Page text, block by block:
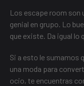
Los escape room
genial en grupo. Lo
que existe. Da igual lo
Si a esto le sumamos
una moda para
ocio, te encuentras